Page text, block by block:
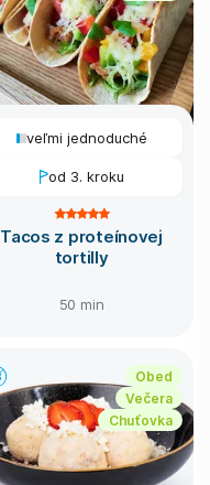
veľmi jednoduché
od 3. kroku
Tacos z proteínovej
tortilly
50 min
Obed
Večera
Chuťovka